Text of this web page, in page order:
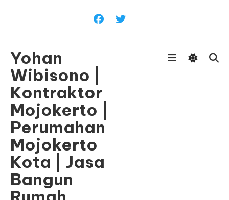
Yohan
Wibisono |
Kontraktor
Mojokerto |
Perumahan
Mojokerto
Kota | Jasa
Bangun